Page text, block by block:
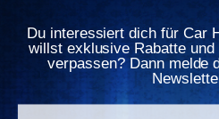
Glasfaser-Membranen und
Magnet-Antriebe sorgen
schon bei geringer
wirkungsgradstarke
Du interessiert dich für Car
willst exklusive Rabatte
verpassen? Dann melde